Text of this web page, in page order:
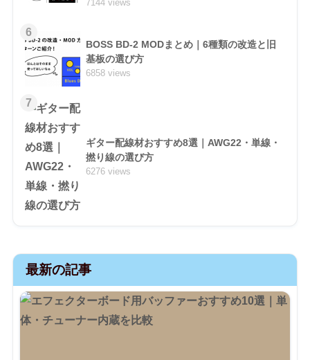
7144 views
6
BOSS BD-2 MODまとめ｜6種類の改造と旧
基板の選び方
6858 views
7
ギター配線材おすすめ8選｜AWG22・単線・
撚り線の選び方
6276 views
最新の記事